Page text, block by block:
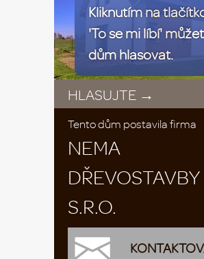
Kliknutím na
'To se mi líbí'
dům hlasovat.
HLASUJTE →
Tento dům postavila firma
NEMA
DŘEVOSTAVBY
S.R.O.